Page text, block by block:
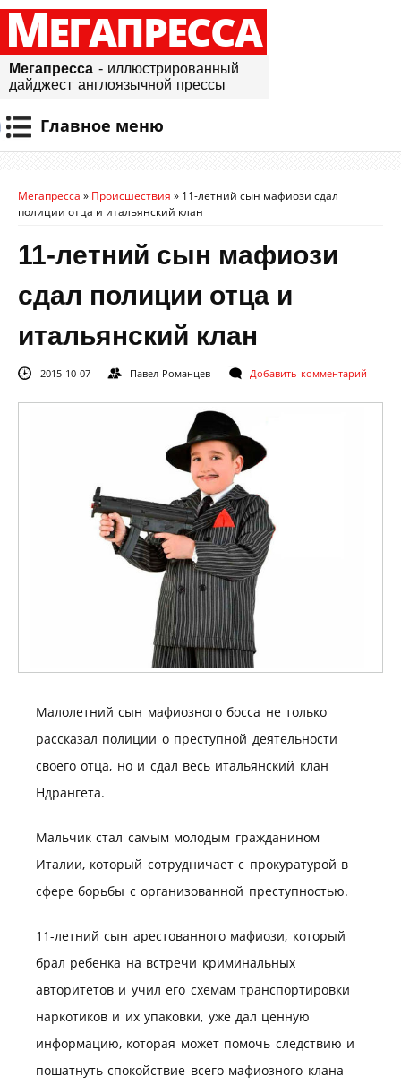
МЕГАПРЕССА
Мегапресса - иллюстрированный
дайджест англоязычной прессы
Главное меню
Мегапресса » Происшествия » 11-летний сын мафиози сдал
полиции отца и итальянский клан
11-летний сын мафиози
сдал полиции отца и
итальянский клан
2015-10-07 Павел Романцев Добавить комментарий
Малолетний сын мафиозного босса не только
рассказал полиции о преступной деятельности
своего отца, но и сдал весь итальянский клан
Ндрангета.
Мальчик стал самым молодым гражданином
Италии, который сотрудничает с прокуратурой в
сфере борьбы с организованной преступностью.
11-летний сын арестованного мафиози, который
брал ребенка на встречи криминальных
авторитетов и учил его схемам транспортировки
наркотиков и их упаковки, уже дал ценную
информацию, которая может помочь следствию и
пошатнуть спокойствие всего мафиозного клана